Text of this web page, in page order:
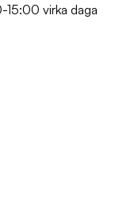
virka daga